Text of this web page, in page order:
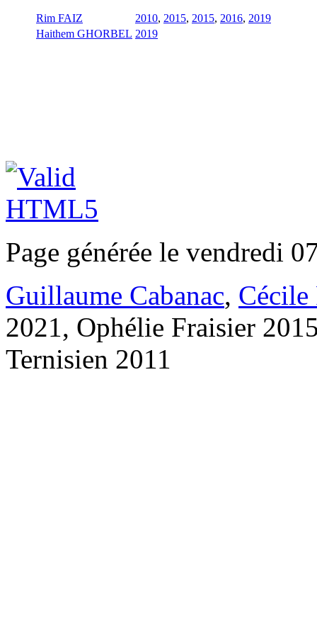
Rim FAIZ 2010, 2015, 2015, 2016, 2019
Haithem GHORBEL 2019
Page générée le vendredi
Guillaume Cabanac, Cécile
2021, Ophélie Fraisier
Ternisien 2011